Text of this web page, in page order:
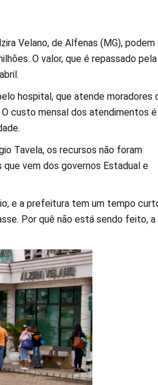
Velano, de Alfenas (MG), podem
O valor, que é repassado pela
hospital, que atende moradores
custo mensal dos atendimentos
Tavela, os recursos não foram
vem dos governos Estadual e
e a prefeitura tem um tempo
Por quê não está sendo feito, a